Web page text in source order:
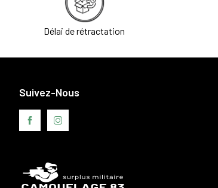
Délai de rétractation
Suivez-Nous